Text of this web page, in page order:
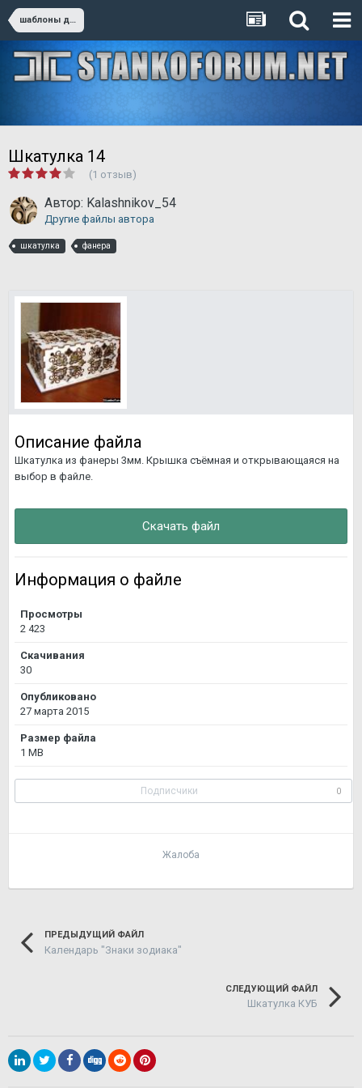
шаблоны для резки
Шкатулка 14
(1 отзыв)
Автор: Kalashnikov_54
Другие файлы автора
шкатулка фанера
Описание файла
Шкатулка из фанеры 3мм. Крышка съёмная и открывающаяся на
выбор в файле.
Скачать файл
Информация о файле
Просмотры
2 423
Скачивания
30
Опубликовано
27 марта 2015
Размер файла
1 MB
Подписчики 0
Жалоба
ПРЕДЫДУЩИЙ ФАЙЛ
Календарь "Знаки зодиака"
СЛЕДУЮЩИЙ ФАЙЛ
Шкатулка КУБ